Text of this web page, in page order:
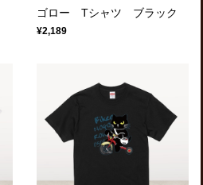
ゴロー Tシャツ ブラック
¥2,189